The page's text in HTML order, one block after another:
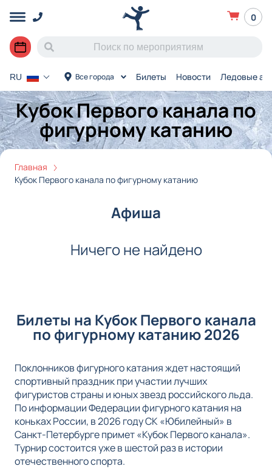
0
Все города Билеты Новости Ледовые
RU
Кубок Первого канала по
фигурному катанию
Главная
Кубок Первого канала по фигурному катанию
Афиша
Ничего не найдено
Билеты на Кубок Первого канала
по фигурному катанию 2026
Поклонников фигурного катания ждет настоящий
спортивный праздник при участии лучших
фигуристов страны и юных звезд российского льда.
По информации Федерации фигурного катания на
коньках России, в 2026 году СК «Юбилейный» в
Санкт-Петербурге примет «Кубок Первого канала».
Турнир состоится уже в шестой раз в истории
отечественного спорта.